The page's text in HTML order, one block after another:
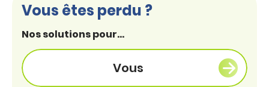
Vous êtes perdu ?
Nos solutions pour...
Vous